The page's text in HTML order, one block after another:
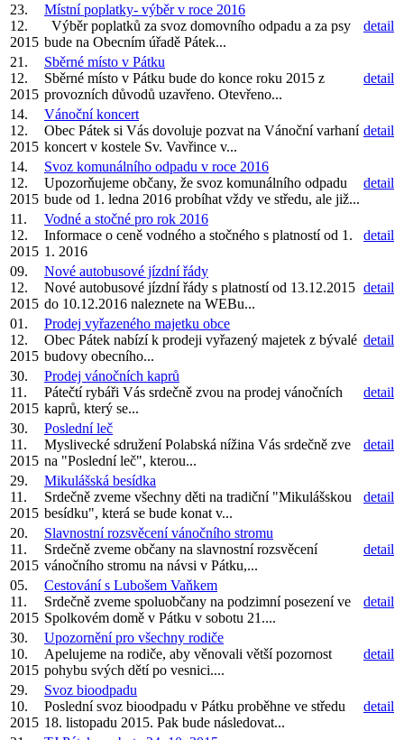
23.
12.
2015
Místní poplatky- výběr v roce 2016
Výběr poplatků za svoz domovního odpadu a za psy
bude na Obecním úřadě Pátek...
detail
21.
12.
2015
Sběrné místo v Pátku
Sběrné místo v Pátku bude do konce roku 2015 z
provozních důvodů uzavřeno. Otevřeno...
detail
14.
12.
2015
Vánoční koncert
Obec Pátek si Vás dovoluje pozvat na Vánoční varhaní
koncert v kostele Sv. Vavřince v...
detail
14.
12.
2015
Svoz komunálního odpadu v roce 2016
Upozorňujeme občany, že svoz komunálního odpadu
bude od 1. ledna 2016 probíhat vždy ve středu, ale již...
detail
11.
12.
2015
Vodné a stočné pro rok 2016
Informace o ceně vodného a stočného s platností od 1.
1. 2016
detail
09.
12.
2015
Nové autobusové jízdní řády
Nové autobusové jízdní řády s platností od 13.12.2015
do 10.12.2016 naleznete na WEBu...
detail
01.
12.
2015
Prodej vyřazeného majetku obce
Obec Pátek nabízí k prodeji vyřazený majetek z bývalé
budovy obecního...
detail
30.
11.
2015
Prodej vánočních kaprů
Pátečtí rybáři Vás srdečně zvou na prodej vánočních
kaprů, který se...
detail
30.
11.
2015
Poslední leč
Myslivecké sdružení Polabská nížina Vás srdečně zve
na "Poslední leč", kterou...
detail
29.
11.
2015
Mikulášská besídka
Srdečně zveme všechny děti na tradiční "Mikulášskou
besídku", která se bude konat v...
detail
20.
11.
2015
Slavnostní rozsvěcení vánočního stromu
Srdečně zveme občany na slavnostní rozsvěcení
vánočního stromu na návsi v Pátku,...
detail
05.
11.
2015
Cestování s Lubošem Vaňkem
Srdečně zveme spoluobčany na podzimní posezení ve
Spolkovém domě v Pátku v sobotu 21....
detail
30.
10.
2015
Upozornění pro všechny rodiče
Apelujeme na rodiče, aby věnovali větší pozornost
pohybu svých dětí po vesnici....
detail
29.
10.
2015
Svoz bioodpadu
Poslední svoz bioodpadu v Pátku proběhne ve středu
18. listopadu 2015. Pak bude následovat...
detail